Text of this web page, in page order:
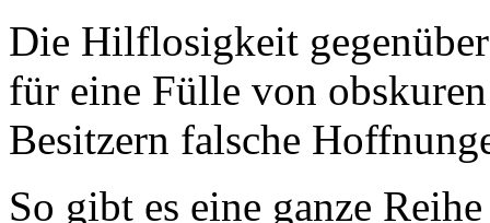
Die Hilflosigkeit
für eine Fülle von
Besitzern falsche
So gibt es eine ganze